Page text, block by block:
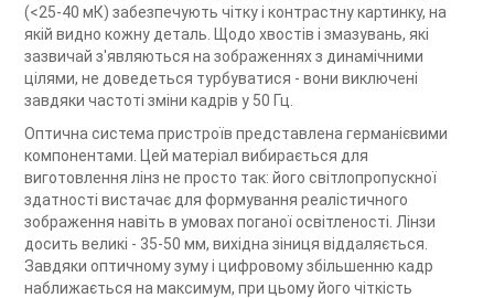
(<25-40 мК) забезпечують чітку і контрастну картинку, на
якій видно кожну деталь. Щодо хвостів і змазувань, які
зазвичай з'являються на зображеннях з динамічними
цілями, не доведеться турбуватися - вони виключені
завдяки частоті зміни кадрів у 50 Гц.
Оптична система пристроїв представлена германієвими
компонентами. Цей матеріал вибирається для
виготовлення лінз не просто так: його світлопропускної
здатності вистачає для формування реалістичного
зображення навіть в умовах поганої освітленості. Лінзи
досить великі - 35-50 мм, вихідна зіниця віддаляється.
Завдяки оптичному зуму і цифровому збільшенню кадр
наближається на максимум, при цьому його чіткість